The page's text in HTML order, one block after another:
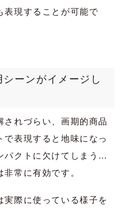
表現することが可能で
シーンがイメージし
されづらい、画期的商品
で表現すると地味になっ
パクトに欠けてしまう…
常に有効です。
実際に使っている様子を